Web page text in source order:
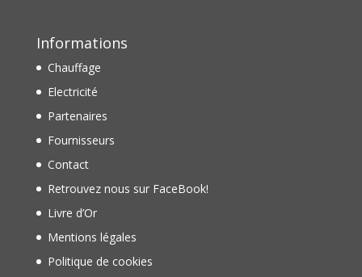
Informations
Chauffage
Electricité
Partenaires
Fournisseurs
Contact
Retrouvez nous sur FaceBook!
Livre d’Or
Mentions légales
Politique de cookies